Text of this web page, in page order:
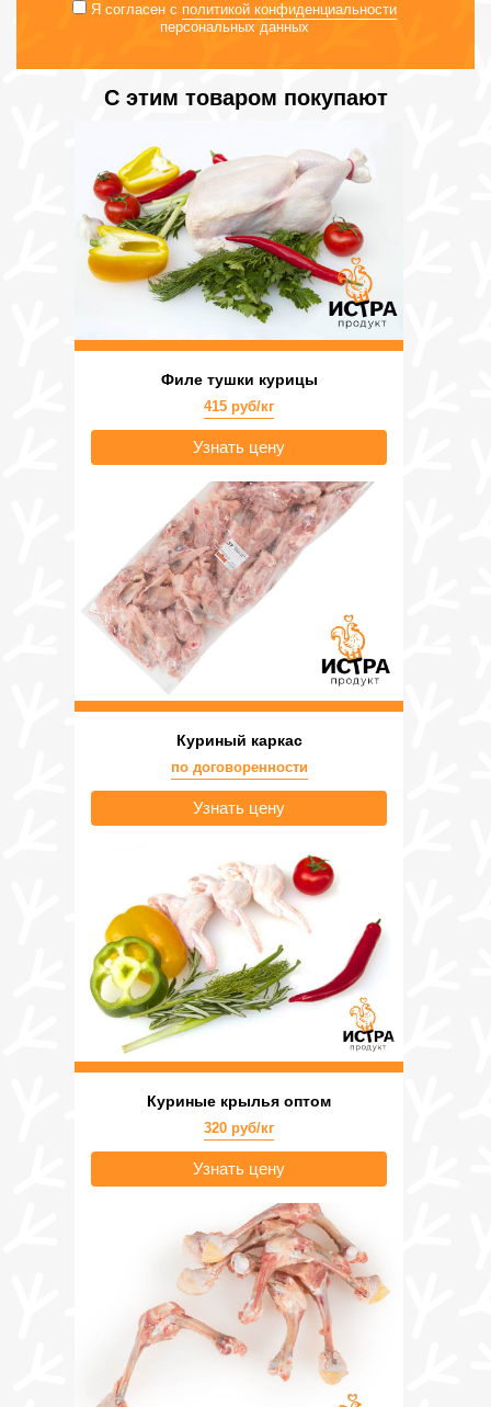
Я согласен с политикой конфиденциальности
персональных данных
С этим товаром покупают
Филе тушки курицы
415 руб/кг
Узнать цену
Куриный каркас
по договоренности
Узнать цену
Куриные крылья оптом
320 руб/кг
Узнать цену